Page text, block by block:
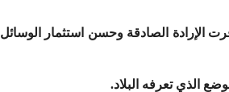
الإرادة الصادقة وحسن استثمار الوسائل
الذي تعرفه البلاد.